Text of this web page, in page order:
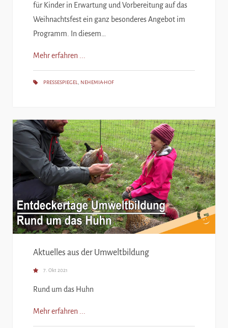
für Kinder in Erwartung und Vorbereitung auf das
Weihnachtsfest ein ganz besonderes Angebot im
Programm. In diesem…
Mehr erfahren ...
PRESSESPIEGEL NEHEMIA-HOF
Aktuelles aus der Umweltbildung
7. Okt 2021
Rund um das Huhn
Mehr erfahren ...